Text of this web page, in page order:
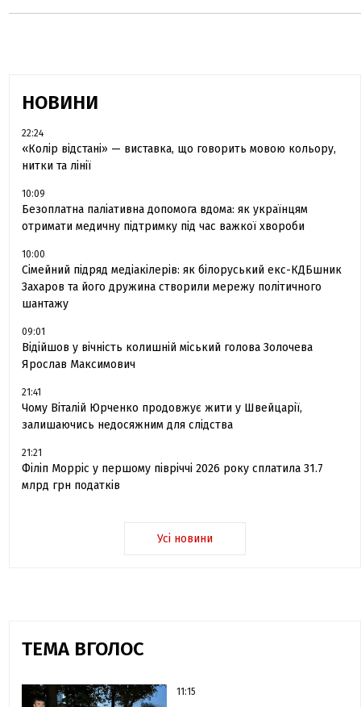
НОВИНИ
22:24
«Колір відстані» — виставка, що говорить мовою кольору,
нитки та лінії
10:09
Безоплатна паліативна допомога вдома: як українцям
отримати медичну підтримку під час важкої хвороби
10:00
Сімейний підряд медіакілерів: як білоруський екс-КДБшник
Захаров та його дружина створили мережу політичного
шантажу
09:01
Відійшов у вічність колишній міський голова Золочева
Ярослав Максимович
21:41
Чому Віталій Юрченко продовжує жити у Швейцарії,
залишаючись недосяжним для слідства
21:21
Філіп Морріс у першому півріччі 2026 року сплатила 31.7
млрд грн податків
Усі новини
ТЕМА ВГОЛОС
11:15